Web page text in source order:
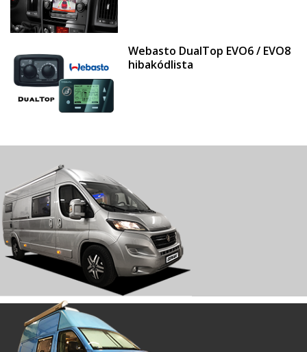
Webasto DualTop EVO6 / EVO8
hibakódlista